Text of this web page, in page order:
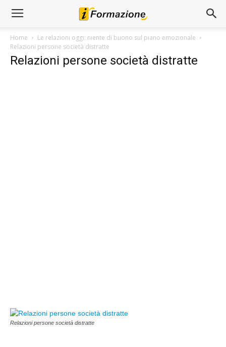
Home
Le relazioni oggi: niente di buono sul piano emozionale
Relazioni persone società distratte
Relazioni persone società distratte
Relazioni persone società distratte